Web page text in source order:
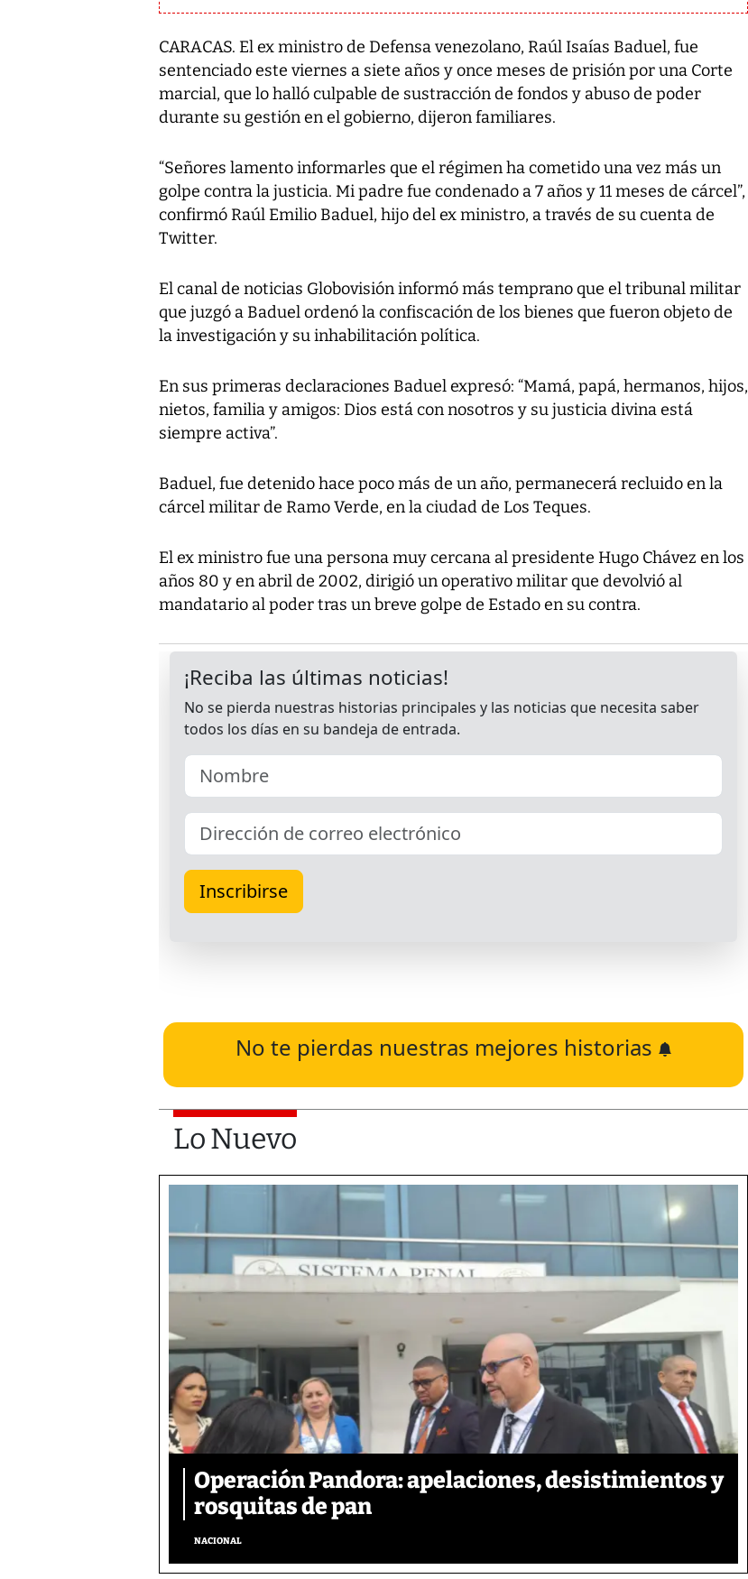
CARACAS. El ex ministro de Defensa venezolano, Raúl Isaías Baduel, fue
sentenciado este viernes a siete años y once meses de prisión por una Corte
marcial, que lo halló culpable de sustracción de fondos y abuso de poder
durante su gestión en el gobierno, dijeron familiares.
“Señores lamento informarles que el régimen ha cometido una vez más un
golpe contra la justicia. Mi padre fue condenado a 7 años y 11 meses de cárcel”,
confirmó Raúl Emilio Baduel, hijo del ex ministro, a través de su cuenta de
Twitter.
El canal de noticias Globovisión informó más temprano que el tribunal militar
que juzgó a Baduel ordenó la confiscación de los bienes que fueron objeto de
la investigación y su inhabilitación política.
En sus primeras declaraciones Baduel expresó: “Mamá, papá, hermanos, hijos,
nietos, familia y amigos: Dios está con nosotros y su justicia divina está
siempre activa”.
Baduel, fue detenido hace poco más de un año, permanecerá recluido en la
cárcel militar de Ramo Verde, en la ciudad de Los Teques.
El ex ministro fue una persona muy cercana al presidente Hugo Chávez en los
años 80 y en abril de 2002, dirigió un operativo militar que devolvió al
mandatario al poder tras un breve golpe de Estado en su contra.
No te pierdas nuestras mejores historias
Lo Nuevo
Operación Pandora: apelaciones, desistimientos y
rosquitas de pan
NACIONAL